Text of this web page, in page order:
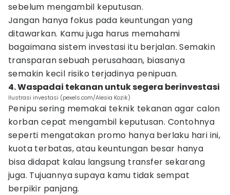
sebelum mengambil keputusan.
Jangan hanya fokus pada keuntungan yang
ditawarkan. Kamu juga harus memahami
bagaimana sistem investasi itu berjalan. Semakin
transparan sebuah perusahaan, biasanya
semakin kecil risiko terjadinya penipuan.
4. Waspadai tekanan untuk segera berinvestasi
Ilustrasi investasi (pexels.com/Alesia Kozik)
Penipu sering memakai teknik tekanan agar calon
korban cepat mengambil keputusan. Contohnya
seperti mengatakan promo hanya berlaku hari ini,
kuota terbatas, atau keuntungan besar hanya
bisa didapat kalau langsung transfer sekarang
juga. Tujuannya supaya kamu tidak sempat
berpikir panjang.